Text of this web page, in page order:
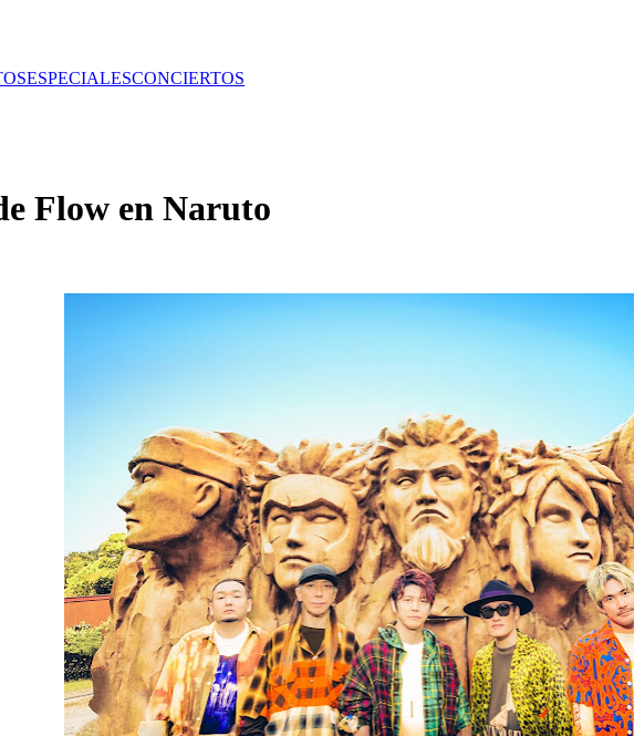
ESPECIALESCONCIERTOS
Flow en Naruto